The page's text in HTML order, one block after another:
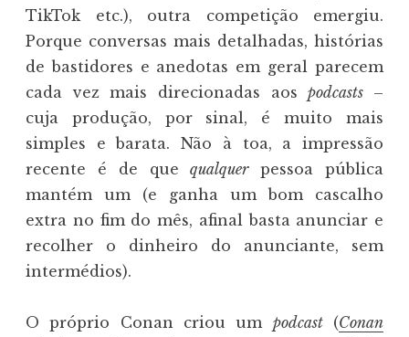
TikTok etc.), outra competição emergiu.
Porque conversas mais detalhadas, histórias
de bastidores e anedotas em geral parecem
cada vez mais direcionadas aospodcasts –
cuja produção, por sinal, é muito mais
simples e barata. Não à toa, a impressão
recente é de quequalquerpessoa pública
mantém um (e ganha um bom cascalho
extra no fim do mês, afinal basta anunciar e
recolher o dinheiro do anunciante, sem
intermédios).
O próprio Conan criou um podcast(Conan